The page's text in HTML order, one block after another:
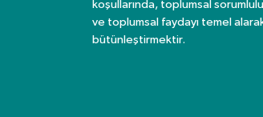
koşullarında, toplumsal
ve toplumsal faydayı temel
bütünleştirmektir.